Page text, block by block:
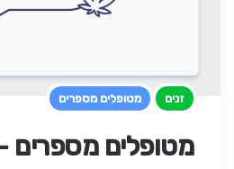
זנים מטופלים מספרים
מטופלים